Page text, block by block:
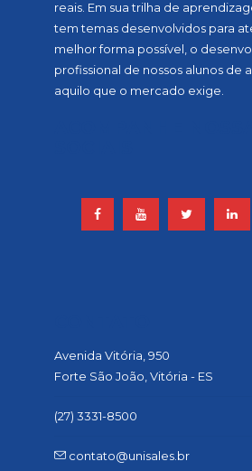
reais. Em sua trilha de
tem temas desenvolvidos para
melhor forma possível, o
profissional de nossos alunos de
aquilo que o mercado exige.
Avenida Vitória, 950
Forte São João, Vitória - ES
(27) 3331-8500
contato@unisales.br